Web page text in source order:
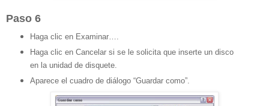
Paso 6
Haga clic en Examinar….
Haga clic en Cancelar si se le solicita que inserte un disco
en la unidad de disquete.
Aparece el cuadro de diálogo “Guardar como”.